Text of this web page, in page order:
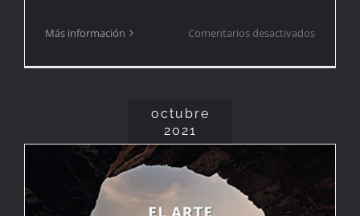
Más información Comentarios desactivadosen
octubre
2021